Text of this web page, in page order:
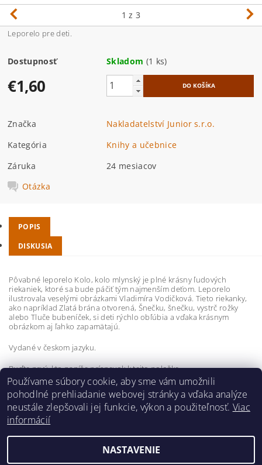
1 z 3
Leporelo pre deti.
Dostupnosť Skladom (1 ks)
€1,60
Značka
Nakladatelství Junior s.r.o.
Kategória
Knihy a učebnice
Záruka
24 mesiacov
Otázka
POPIS
DISKUSIA
Pôvabné leporelo Kolo, kolo mlynský je plné krásny ľudových
riekaniek, ktoré sa bude páčiť tým najmenším deťom. Leporelo
ilustrovala veselými obrázkami Vladimíra Vodičková. Tieto riekanky,
ako napríklad Zlatá brána otvorená, Šnečku, šnečku, vystrč rožky
alebo Tluče bubeníček, si deti rýchlo obľúbia a vďaka krásnym
obrázkom aj ľahko zapamätajú.
Vydané v českom jazyku.
Buďte prvý, kto napíše príspevok k tejto položke.
Pridať komentár
Používame súbory cookie, aby sme vám umožnili
pohodlné prehliadanie webovej stránky a vďaka analýze
neustále zlepšovali jej funkcie, výkon a použiteľnosť. Viac
informácií
NASTAVENIE